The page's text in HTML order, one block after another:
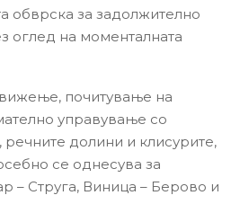
обврска за задолжително
оглед на моменталната
почитување на
управување со
речните долини и клисурите,
се однесува за
– Струга, Виница – Берово и